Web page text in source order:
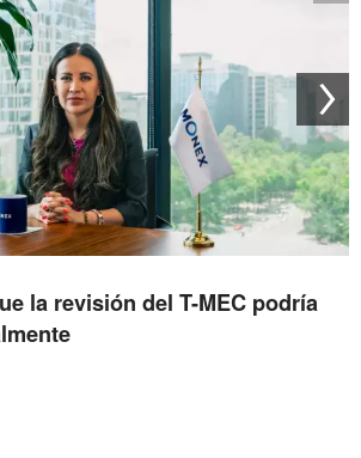
la revisión del T-MEC podría